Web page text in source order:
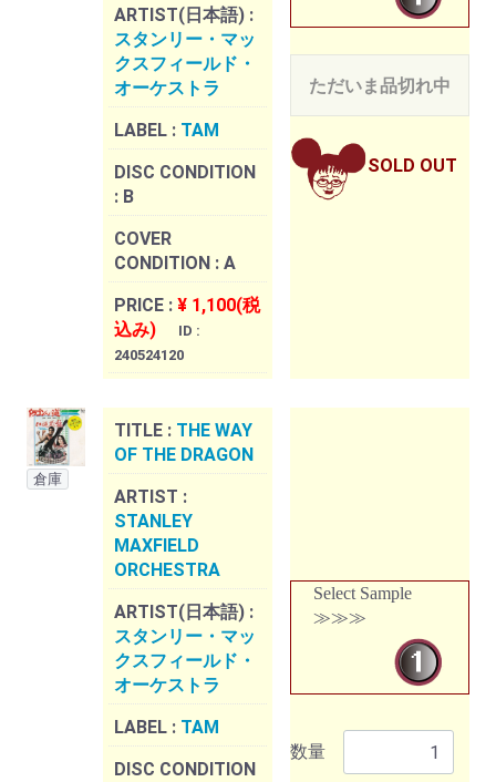
ARTIST(日本語) :
スタンリー・マッ
クスフィールド・
オーケストラ
LABEL : TAM
DISC CONDITION
: B
COVER
CONDITION : A
PRICE : ¥ 1,100(税
込み)
ID :
240524120
ただいま品切れ中
SOLD OUT
倉庫
TITLE : THE WAY
OF THE DRAGON
ARTIST :
STANLEY
MAXFIELD
ORCHESTRA
ARTIST(日本語) :
スタンリー・マッ
クスフィールド・
オーケストラ
LABEL : TAM
DISC CONDITION
Select Sample
≫≫≫
数量